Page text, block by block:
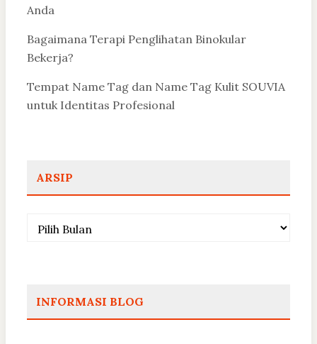
Anda
Bagaimana Terapi Penglihatan Binokular
Bekerja?
Tempat Name Tag dan Name Tag Kulit SOUVIA
untuk Identitas Profesional
ARSIP
Arsip
INFORMASI BLOG